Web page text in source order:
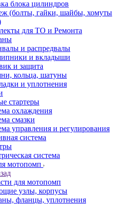
блока цилиндров
(болты, гайки, шайбы, хомуты
для ТО и Ремонта
и распредвалы
и вкладыши
и защита
кольца, шатуны
и уплотнения
стартеры
охлаждения
смазки
управления и регулирования
система
система
мотопомп
для мотопомп
узлы, корпусы
фланцы, уплотнения